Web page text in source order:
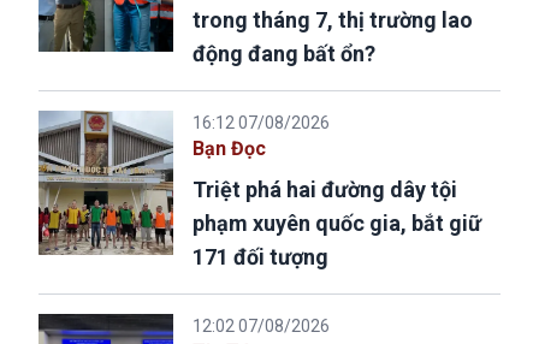
trong tháng 7, thị trường lao
động đang bất ổn?
16:12 07/08/2026
Bạn Đọc
Triệt phá hai đường dây tội
phạm xuyên quốc gia, bắt giữ
171 đối tượng
12:02 07/08/2026